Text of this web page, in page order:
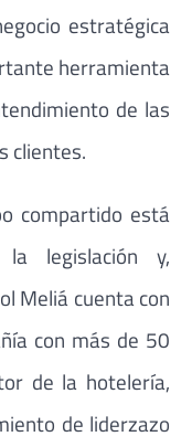
estratégica
herramienta
de las
clientes.
compartido está
legislación y,
Meliá cuenta con
con más de 50
de la hotelería,
de liderzazo